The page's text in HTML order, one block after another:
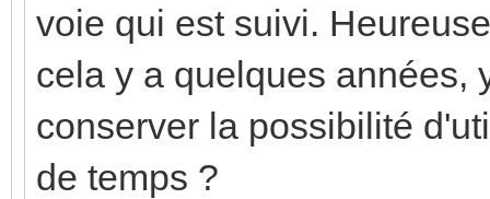
voie qui est suivi.
cela y a quelques années,
conserver la possibilité
de temps ?